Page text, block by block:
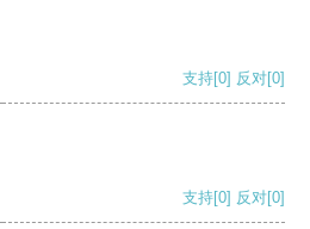
支持[0] 反对[0]
支持[0] 反对[0]